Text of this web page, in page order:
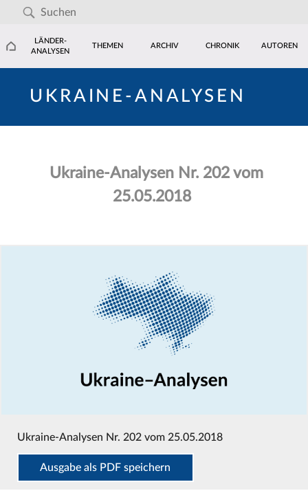
LÄNDER-
ANALYSEN
THEMEN ARCHIV CHRONIK AUTOREN
UKRAINE-ANALYSEN
Ukraine-Analysen Nr. 202 vom
25.05.2018
Ukraine-Analysen Nr. 202 vom 25.05.2018
Ausgabe als PDF speichern